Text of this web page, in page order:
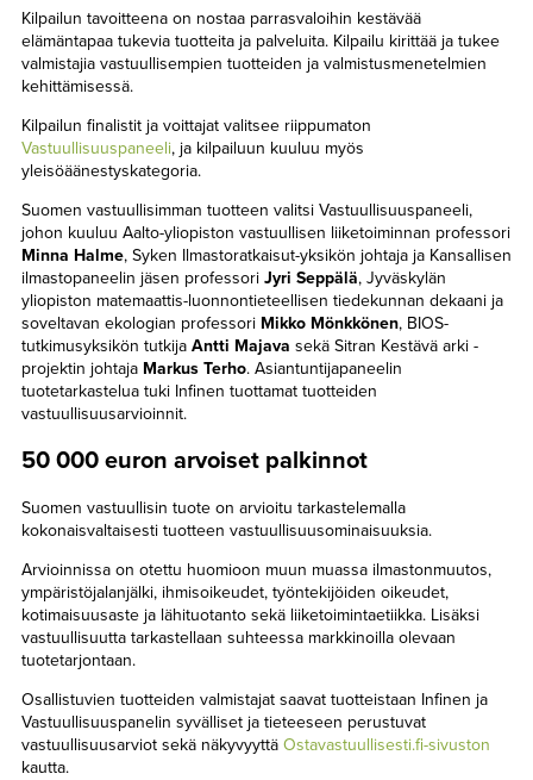
Kilpailun tavoitteena on nostaa parrasvaloihin kestävää
elämäntapaa tukevia tuotteita ja palveluita. Kilpailu kirittää ja tukee
valmistajia vastuullisempien tuotteiden ja valmistusmenetelmien
kehittämisessä.
Kilpailun finalistit ja voittajat valitsee riippumaton
Vastuullisuuspaneeli, ja kilpailuun kuuluu myös
yleisöäänestyskategoria.
Suomen vastuullisimman tuotteen valitsi Vastuullisuuspaneeli,
johon kuuluu Aalto-yliopiston vastuullisen liiketoiminnan professori
Minna Halme, Syken Ilmastoratkaisut-yksikön johtaja ja Kansallisen
ilmastopaneelin jäsen professori Jyri Seppälä, Jyväskylän
yliopiston matemaattis-luonnontieteellisen tiedekunnan dekaani ja
soveltavan ekologian professori Mikko Mönkkönen, BIOS-
tutkimusyksikön tutkija Antti Majava sekä Sitran Kestävä arki -
projektin johtaja Markus Terho. Asiantuntijapaneelin
tuotetarkastelua tuki Infinen tuottamat tuotteiden
vastuullisuusarvioinnit.
50 000 euron arvoiset palkinnot
Suomen vastuullisin tuote on arvioitu tarkastelemalla
kokonaisvaltaisesti tuotteen vastuullisuusominaisuuksia.
Arvioinnissa on otettu huomioon muun muassa ilmastonmuutos,
ympäristöjalanjälki, ihmisoikeudet, työntekijöiden oikeudet,
kotimaisuusaste ja lähituotanto sekä liiketoimintaetiikka. Lisäksi
vastuullisuutta tarkastellaan suhteessa markkinoilla olevaan
tuotetarjontaan.
Osallistuvien tuotteiden valmistajat saavat tuotteistaan Infinen ja
Vastuullisuuspanelin syvälliset ja tieteeseen perustuvat
vastuullisuusarviot sekä näkyvyyttä Ostavastuullisesti.fi-sivuston
kautta.